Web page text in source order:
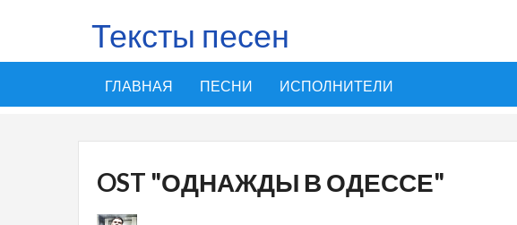
Тексты песен
ГЛАВНАЯ ПЕСНИ ИСПОЛНИТЕЛИ
OST "ОДНАЖДЫ В ОДЕССЕ"